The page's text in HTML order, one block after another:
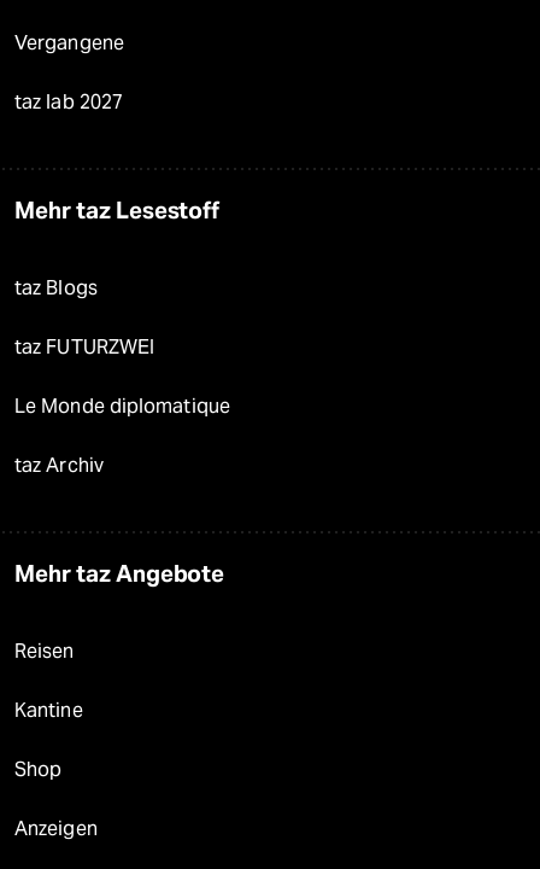
Vergangene
taz lab 2027
Mehr taz Lesestoff
taz Blogs
taz FUTURZWEI
Le Monde diplomatique
taz Archiv
Mehr taz Angebote
Reisen
Kantine
Shop
Anzeigen